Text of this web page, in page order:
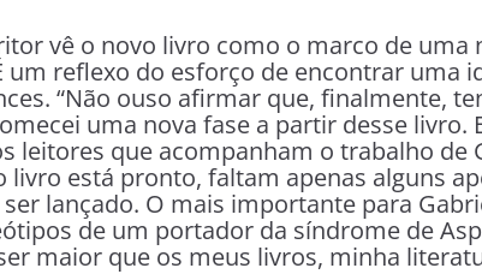
vê o novo livro como o marco de uma
um reflexo do esforço de encontrar uma
“Não ouso afirmar que, finalmente,
uma nova fase a partir desse livro.
leitores que acompanham o trabalho de
livro está pronto, faltam apenas alguns
ser lançado. O mais importante para
de um portador da síndrome de
maior que os meus livros, minha